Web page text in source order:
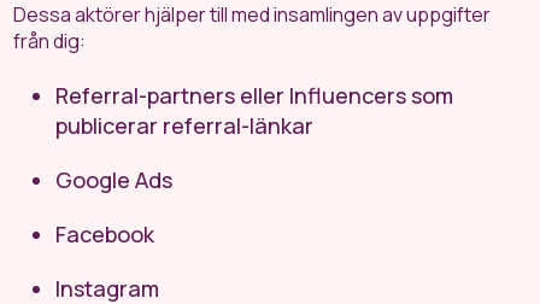
Dessa aktörer hjälper till med insamlingen av uppgifter
från dig:
Referral-partners eller Influencers som
publicerar referral-länkar
Google Ads
Facebook
Instagram